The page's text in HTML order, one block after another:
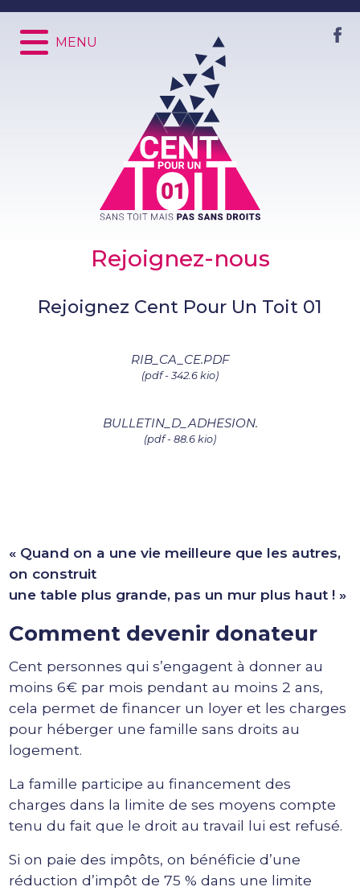
Rejoignez-nous
Rejoignez Cent Pour Un Toit 01
RIB_CA_CE.PDF
(pdf - 342.6 kio)
BULLETIN_D_ADHESION.
(pdf - 88.6 kio)
« Quand on a une vie meilleure que les autres,
on construit
une table plus grande, pas un mur plus haut ! »
Comment devenir donateur
Cent personnes qui s’engagent à donner au
moins 6€ par mois pendant au moins 2 ans,
cela permet de financer un loyer et les charges
pour héberger une famille sans droits au
logement.
La famille participe au financement des
charges dans la limite de ses moyens compte
tenu du fait que le droit au travail lui est refusé.
Si on paie des impôts, on bénéficie d’une
réduction d’impôt de 75 % dans une limite